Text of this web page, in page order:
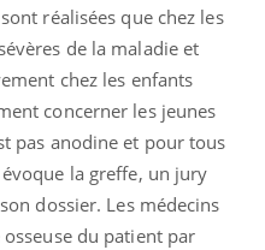
réalisées que chez les
de la maladie et
chez les enfants
concerner les jeunes
pas anodine et pour tous
la greffe, un jury
dossier. Les médecins
du patient par